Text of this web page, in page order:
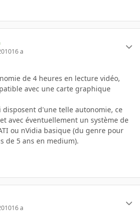
16 a
de 4 heures en lecture vidéo,
avec une carte graphique
disposent d'une telle autonomie, ce
avec éventuellement un système de
ou nVidia basique (du genre pour
de 5 ans en medium).
16 a